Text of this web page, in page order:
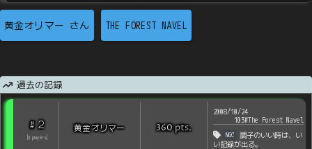
黄金オリマー さん THE FOREST NAVEL
過去の記録
# 2
3 players
黄金オリマー 360pts.
2008/10/24
103#The Forest Navel
NGC
調子のいい時は、い
い記録が出る。